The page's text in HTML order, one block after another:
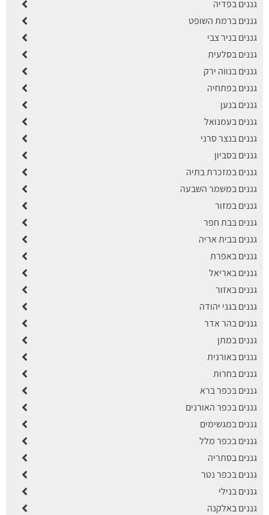
גננים בפדיה
גננים ברמת השופט
גננים בניר צבי
גננים בסלעית
גננים בנווה ירק
גננים בפתחיה
גננים בנען
גננים בעמנואל
גננים בנצר סרני
גננים בסביון
גננים במזכרת בתיה
גננים במשמר השבעה
גננים במזור
גננים בבת חפר
גננים בבית אריה
גננים באפרת
גננים באריאל
גננים באזור
גננים בגני יהודה
גננים בהר אדר
גננים במתן
גננים באורנית
גננים בחרות
גננים בכפר ברא
גננים בכפר האורנים
גננים במגשימים
גננים בכפר מלל
גננים בסתריה
גננים בכפר נטר
גננים בנילי
גננים באלקנה